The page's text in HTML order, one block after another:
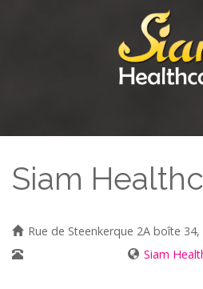
Siam
Rue de Steenkerque 2A boîte
Siam